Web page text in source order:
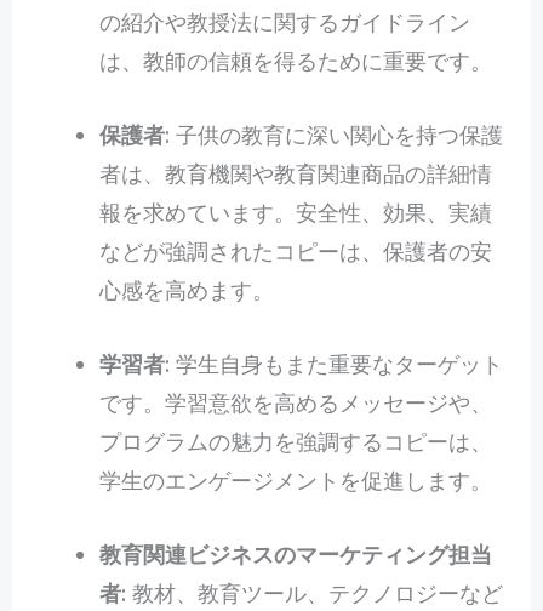
の紹介や教授法に関するガイドライン
は、教師の信頼を得るために重要です。
保護者: 子供の教育に深い関心を持つ保護
者は、教育機関や教育関連商品の詳細情
報を求めています。安全性、効果、実績
などが強調されたコピーは、保護者の安
心感を高めます。
学習者: 学生自身もまた重要なターゲット
です。学習意欲を高めるメッセージや、
プログラムの魅力を強調するコピーは、
学生のエンゲージメントを促進します。
教育関連ビジネスのマーケティング担当
者: 教材、教育ツール、テクノロジーなど